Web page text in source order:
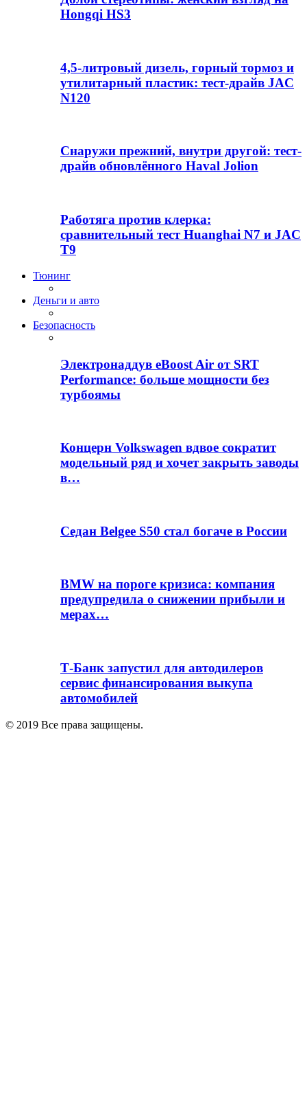
Hongqi HS3
4,5-литровый дизель, горный тормоз и
утилитарный пластик: тест-драйв JAC
N120
Снаружи прежний, внутри другой: тест-
драйв обновлённого Haval Jolion
Работяга против клерка:
сравнительный тест Huanghai N7 и JAC
T9
Тюнинг
Деньги и авто
Безопасность
Электронаддув eBoost Air от SRT
Performance: больше мощности без
турбоямы
Концерн Volkswagen вдвое сократит
модельный ряд и хочет закрыть заводы
в…
Седан Belgee S50 стал богаче в России
BMW на пороге кризиса: компания
предупредила о снижении прибыли и
мерах…
Т-Банк запустил для автодилеров
сервис финансирования выкупа
автомобилей
© 2019 Все права защищены.